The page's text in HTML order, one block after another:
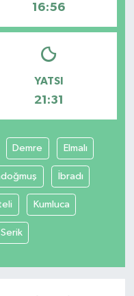
16:56
YATSI
21:31
Demre Elmalı
İbradı
Kumluca
Serik